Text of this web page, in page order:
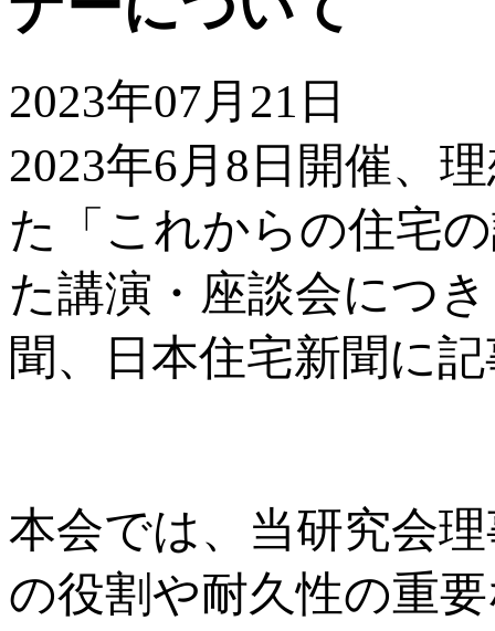
2023年07月21日
2023年6月8日開催、
た「これからの住宅
た講演・座談会につ
聞、日本住宅新聞に
本会では、当研究会
の役割や耐久性の重